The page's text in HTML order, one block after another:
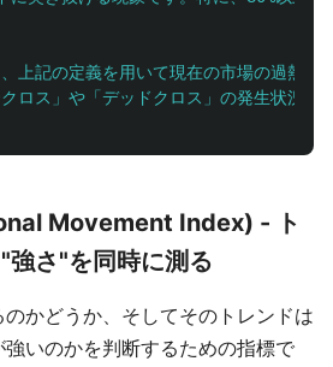
上記の定義を用いて現在の市場の過熱
Movement Index) - ト
強さ"を同時に測る
かどうか、そしてそのトレンドは
いのかを判断するための指標で